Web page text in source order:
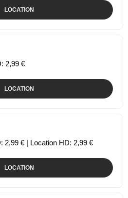
LOCATION
2,99 €
LOCATION
2,99 € | Location HD: 2,99 €
LOCATION